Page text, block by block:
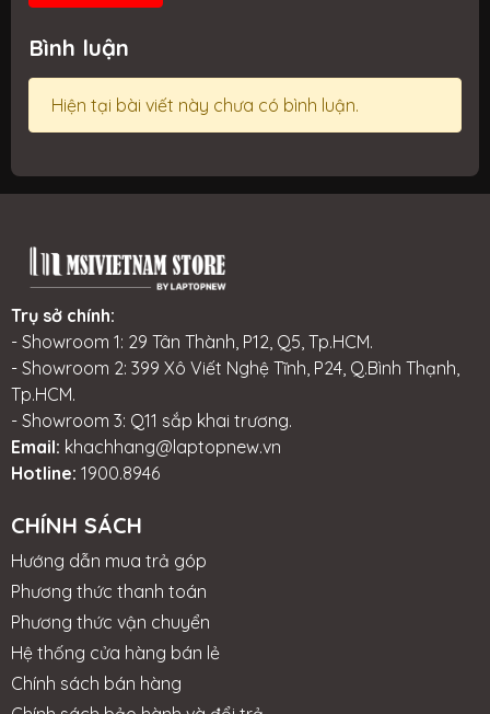
Bình luận
Hiện tại bài viết này chưa có bình luận.
Trụ sở chính:
- Showroom 1: 29 Tân Thành, P12, Q5, Tp.HCM.
- Showroom 2: 399 Xô Viết Nghệ Tĩnh, P24, Q.Bình Thạnh,
Tp.HCM.
- Showroom 3: Q11 sắp khai trương.
Email: khachhang@laptopnew.vn
Hotline: 1900.8946
CHÍNH SÁCH
Hướng dẫn mua trả góp
Phương thức thanh toán
Phương thức vận chuyển
Hệ thống cửa hàng bán lẻ
Chính sách bán hàng